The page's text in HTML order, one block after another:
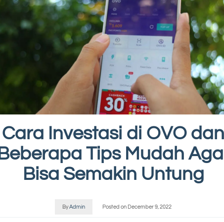
Cara Investasi di OVO dan
Beberapa Tips Mudah
Bisa Semakin Untung
ByAdmin Posted on December 9, 2022